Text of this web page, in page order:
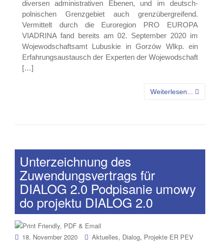
diversen administrativen Ebenen, und im deutsch-
polnischen Grenzgebiet auch grenzübergreifend.
Vermittelt durch die Euroregion PRO EUROPA
VIADRINA fand bereits am 02. September 2020 im
Wojewodschaftsamt Lubuskie in Gorzów Wlkp. ein
Erfahrungsaustausch der Experten der Wojewodschaft
[…]
Weiterlesen...
Unterzeichnung des
Zuwendungsvertrags für
DIALOG 2.0 Podpisanie umowy
do projektu DIALOG 2.0
18. November 2020 Aktuelles, Dialog, Projekte ER PEV